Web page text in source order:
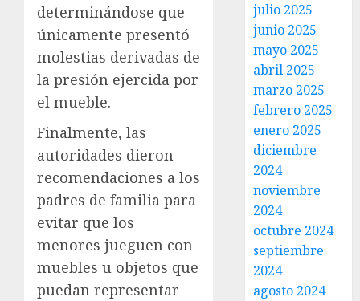
determinándose que
únicamente presentó
molestias derivadas de
la presión ejercida por
el mueble.
Finalmente, las
autoridades dieron
recomendaciones a los
padres de familia para
evitar que los
menores jueguen con
muebles u objetos que
puedan representar
julio 2025
junio 2025
mayo 2025
abril 2025
marzo 2025
febrero 2025
enero 2025
diciembre
2024
noviembre
2024
octubre 2024
septiembre
2024
agosto 2024